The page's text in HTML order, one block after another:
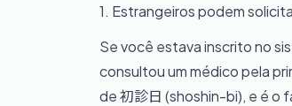
1. Estrangeiros podem
Se você estava inscrito no
consultou um médico pela
de 初診日 (shoshin-bi), e é o